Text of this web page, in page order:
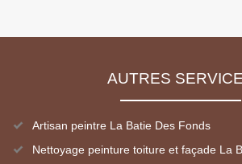
AUTRES
Artisan peintre La Batie Des Fonds
Nettoyage peinture toiture et façade La